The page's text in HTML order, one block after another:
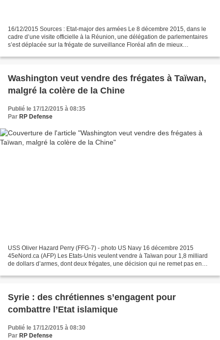
16/12/2015 Sources : Etat-major des armées Le 8 décembre 2015, dans le
cadre d’une visite officielle à la Réunion, une délégation de parlementaires
s’est déplacée sur la frégate de surveillance Floréal afin de mieux
Washington veut vendre des frégates à Taïwan,
malgré la colère de la Chine
Publié le 17/12/2015 à 08:35
Par RP Defense
USS Oliver Hazard Perry (FFG-7) - photo US Navy 16 décembre 2015
45eNord.ca (AFP) Les Etats-Unis veulent vendre à Taïwan pour 1,8 milliard
de dollars d’armes, dont deux frégates, une décision qui ne remet pas en
Syrie : des chrétiennes s’engagent pour
combattre l’Etat islamique
Publié le 17/12/2015 à 08:30
Par RP Defense